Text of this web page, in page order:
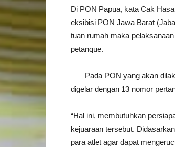
Di PON Papua, kata Cak
eksibisi PON Jawa Barat
tuan rumah maka
petanque.
Pada PON yang akan
digelar dengan 13 nomor
“Hal ini, membutuhkan
kejuaraan tersebut.
para atlet agar dapat